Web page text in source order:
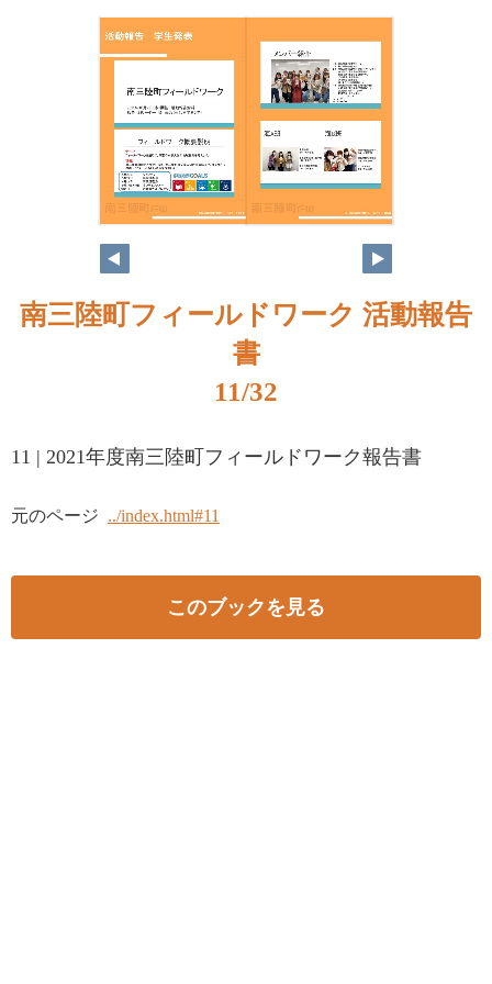
南三陸町フィールドワーク 活動報告
書
11/32
11 | 2021年度南三陸町フィールドワーク報告書
元のページ ../index.html#11
このブックを見る